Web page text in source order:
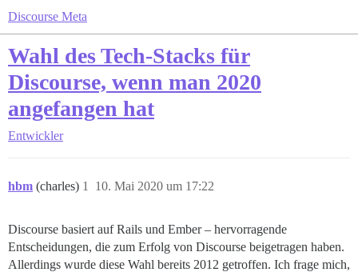
Discourse Meta
Wahl des Tech-Stacks für
Discourse, wenn man 2020
angefangen hat
Entwickler
hbm (charles) 10. Mai 2020 um 17:22
1
Discourse basiert auf Rails und Ember – hervorragende
Entscheidungen, die zum Erfolg von Discourse beigetragen haben.
Allerdings wurde diese Wahl bereits 2012 getroffen. Ich frage mich,